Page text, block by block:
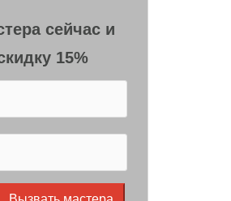
сейчас и
15%